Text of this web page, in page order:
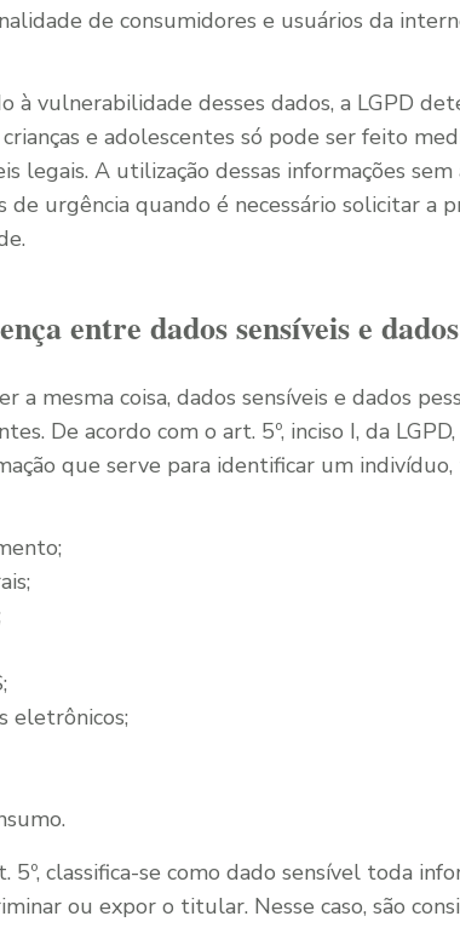
de consumidores e usuários da
à vulnerabilidade desses dados, a LGPD
e adolescentes só pode ser feito
legais. A utilização dessas informações sem
de urgência quando é necessário solicitar a
entre dados sensíveis e
a mesma coisa, dados sensíveis e dados
De acordo com o art. 5º, inciso I, da
que serve para identificar um indivíduo,
eletrônicos;
5º, classifica-se como dado sensível toda
ou expor o titular. Nesse caso, são